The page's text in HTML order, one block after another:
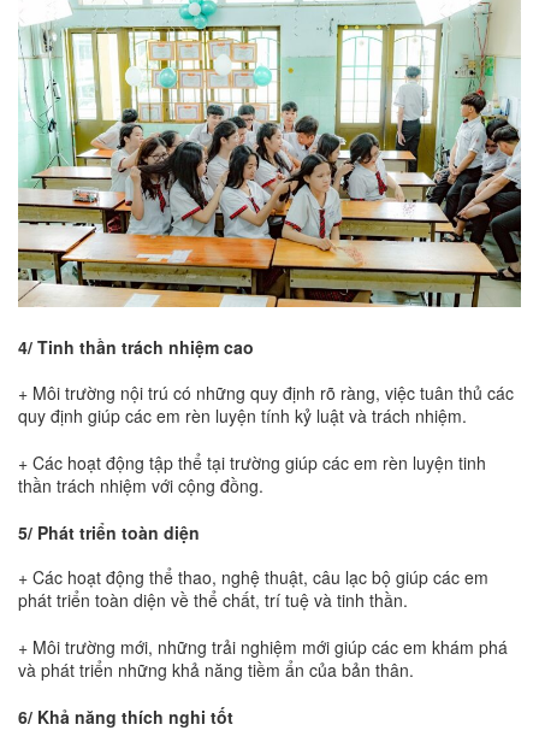
4/ Tinh thần trách nhiệm cao
+ Môi trường nội trú có những quy định rõ ràng, việc tuân thủ các
quy định giúp các em rèn luyện tính kỷ luật và trách nhiệm.
+ Các hoạt động tập thể tại trường giúp các em rèn luyện tinh
thần trách nhiệm với cộng đồng.
5/ Phát triển toàn diện
+ Các hoạt động thể thao, nghệ thuật, câu lạc bộ giúp các em
phát triển toàn diện về thể chất, trí tuệ và tinh thần.
+ Môi trường mới, những trải nghiệm mới giúp các em khám phá
và phát triển những khả năng tiềm ẩn của bản thân.
6/ Khả năng thích nghi tốt